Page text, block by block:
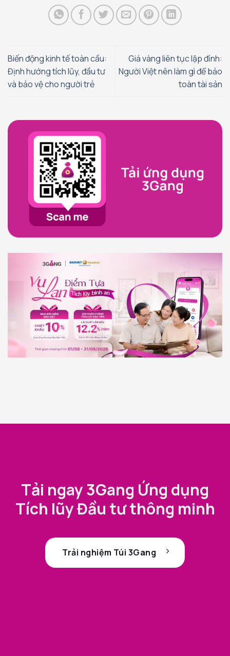
Biến động kinh tế toàn cầu:
Định hướng tích lũy, đầu tư
và bảo vệ cho người trẻ
Giá vàng liên tục lập đỉnh:
Người Việt nên làm gì để bảo
toàn tài sản
Tải ngay 3Gang Ứng dụng
Tích lũy Đầu tư thông minh
Trải nghiệm Túi 3Gang